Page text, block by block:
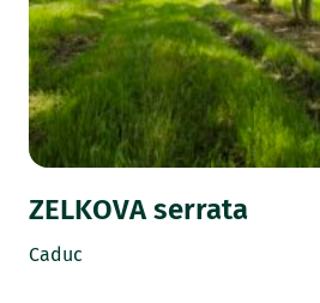
ZELKOVA serrata
Caduc